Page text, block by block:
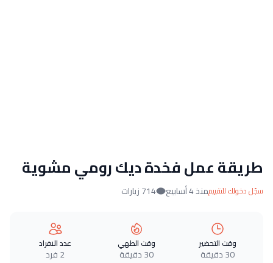
طريقة عمل فخدة ديك رومي مشوية
سجّل دخولك للتقييممنذ 4 أسابيع 714 زيارات
وقت التحضير
30 دقيقة
وقت الطهي
30 دقيقة
عدد الافراد
2 فرد